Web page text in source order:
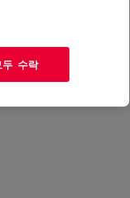
VOC < 8%. The
Sealant
standards and
Certification
두 수락